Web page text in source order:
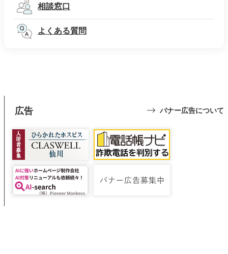
相談窓口
よくある質問
広告 バナー広告について